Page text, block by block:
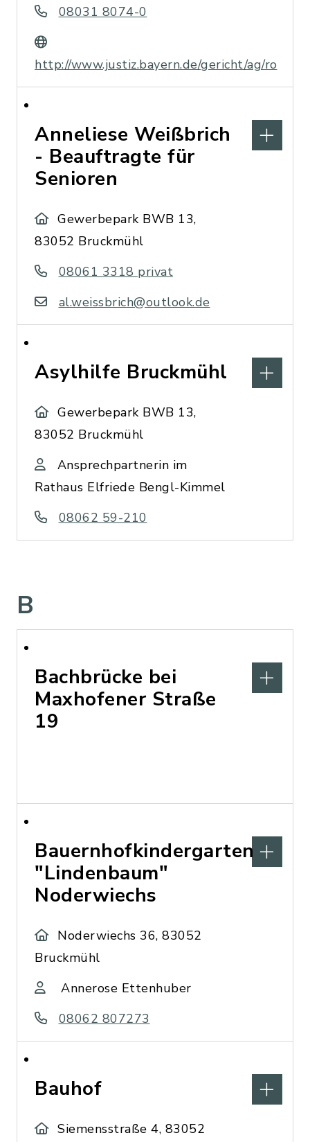
08031 8074-0
http://www.justiz.bayern.de/gericht/ag/ro
Anneliese Weißbrich
- Beauftragte für
Senioren
Gewerbepark BWB 13,
83052 Bruckmühl
08061 3318 privat
al.weissbrich@outlook.de
Asylhilfe Bruckmühl
Gewerbepark BWB 13,
83052 Bruckmühl
Ansprechpartnerin im
Rathaus Elfriede Bengl-Kimmel
08062 59-210
B
Bachbrücke bei
Maxhofener Straße
19
Bauernhofkindergarten
"Lindenbaum"
Noderwiechs
Noderwiechs 36, 83052
Bruckmühl
Annerose Ettenhuber
08062 807273
Bauhof
Siemensstraße 4, 83052